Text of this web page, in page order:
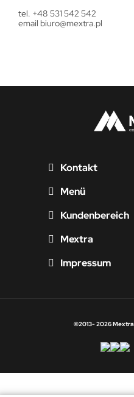
tel. +48 531 542 542
email biuro@mextra.pl
Kontakt
Menü
Kundenbereich
Mextra
Impressum
©2013- 2026 Mextra